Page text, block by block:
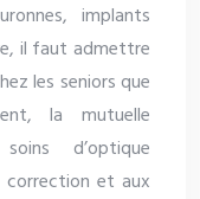
implants
il faut admettre
les seniors que
la mutuelle
d’optique
correction et aux